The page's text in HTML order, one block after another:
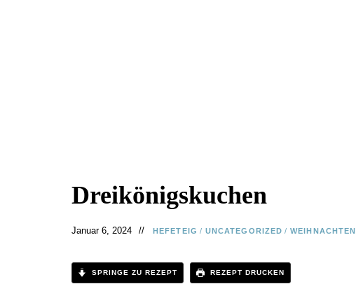
Dreikönigskuchen
Januar 6, 2024 HEFETEIG / UNCATEGORIZED / WEIHNACHTEN
SPRINGE ZU REZEPT REZEPT DRUCKEN